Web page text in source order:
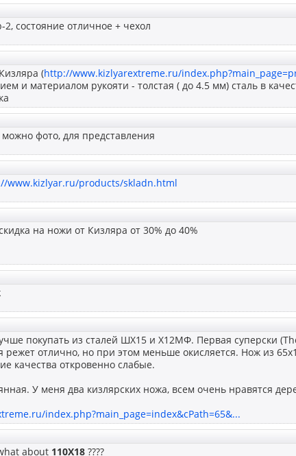
состояние отличное + чехол
(http://www.kizlyarextreme.ru/
и материалом рукояти - толстая ( до 4.5 мм) сталь в
можно фото, для представления
www.kizlyar.ru/products/skladn.html
на ножи от Кизляра от 30% до 40%
покупать из сталей ШХ15 и Х12МФ. Первая суперски
режет отлично, но при этом меньше окисляется. Нож из
качества откровенно слабые.
У меня два кизлярских ножа, всем очень нравятся
index.php?main_page=index&cPath=65&...
about 110X18 ????